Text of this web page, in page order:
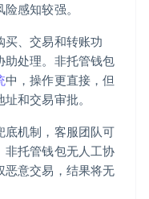
感知较强。
买、交易和转账功
助处理。非托管钱包
中，操作更直接，但
和交易审批。
底机制，客服团队可
非托管钱包无人工协
恶意交易，结果将无